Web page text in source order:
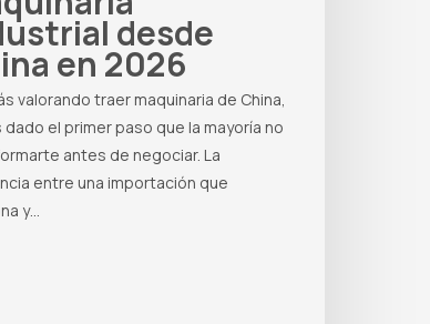
desde
en 2026
valorando traer maquinaria de China,
dado el primer paso que la mayoría no
antes de negociar. La
entre una importación que
y…